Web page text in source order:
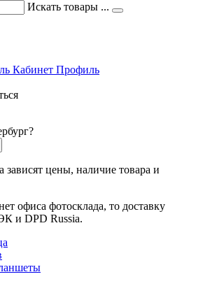
Искать товары ...
Кабинет Профиль
зависят цены, наличие товара и
офиса фотосклада, то доставку
и DPD Russia.